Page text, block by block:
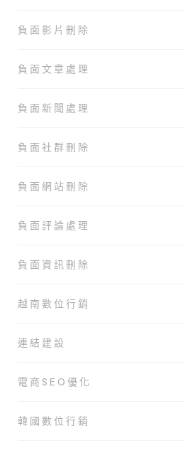
負面影片刪除
負面文章處理
負面新聞處理
負面社群刪除
負面網站刪除
負面評論處理
負面資訊刪除
越南數位行銷
連結建設
電商SEO優化
韓國數位行銷